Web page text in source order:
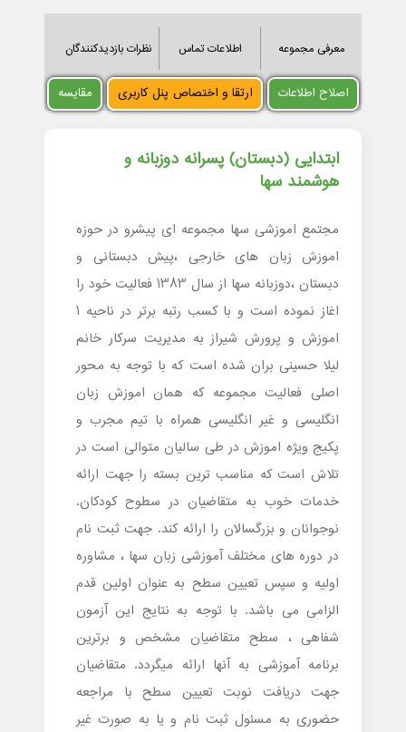
معرفی مجموعه اطلاعات تماس نظرات بازدیدکنندگان
اصلاح اطلاعات ارتقا و اختصاص پنل کاربری مقایسه
ابتدایی (دبستان) پسرانه دوزبانه و
هوشمند سها
مجتمع اموزشی سها مجموعه ای پیشرو در حوزه
اموزش زبان های خارجی ،پیش دبستانی و
دبستان ،دوزبانه سها از سال 1383 فعالیت خود را
اغاز نموده است و با کسب رتبه برتر در ناحیه 1
اموزش و پرورش شیراز به مدیریت سرکار خانم
لیلا حسینی بران شده است که با توجه به محور
اصلی فعالیت مجموعه که همان اموزش زبان
انگلیسی و غیر انگلیسی همراه با تیم مجرب و
پکیج ویژه اموزش در طی سالیان متوالی است در
تلاش است که مناسب ترین بسته را جهت ارائه
خدمات خوب به متقاضیان در سطوح کودکان.
نوجوانان و بزرگسالان را ارائه کند. جهت ثبت نام
در دوره های مختلف آموزشی زبان سها ، مشاوره
اولیه و سپس تعیین سطح به عنوان اولین قدم
الزامی می باشد. با توجه به نتایج این آزمون
شفاهی ، سطح متقاضیان مشخص و برترین
برنامه آموزشی به آنها ارائه میگردد. متقاضیان
جهت دریافت نوبت تعیین سطح با مراجعه
حضوری به مسئول ثبت نام و یا به صورت غیر